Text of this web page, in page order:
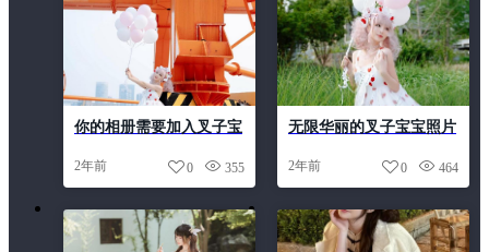
你的相册需要加入叉子宝
得更具艺术气息。
2年前 355
0
无限华丽的叉子宝宝照片
间
2年前 464
0